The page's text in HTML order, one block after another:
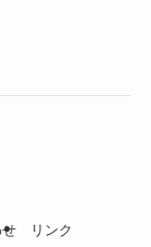
リンク